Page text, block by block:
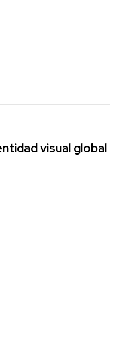
visual global